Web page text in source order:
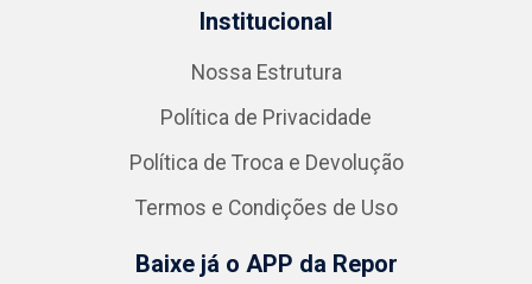
Institucional
Nossa Estrutura
Política de Privacidade
Política de Troca e Devolução
Termos e Condições de Uso
Baixe já o APP da Repor